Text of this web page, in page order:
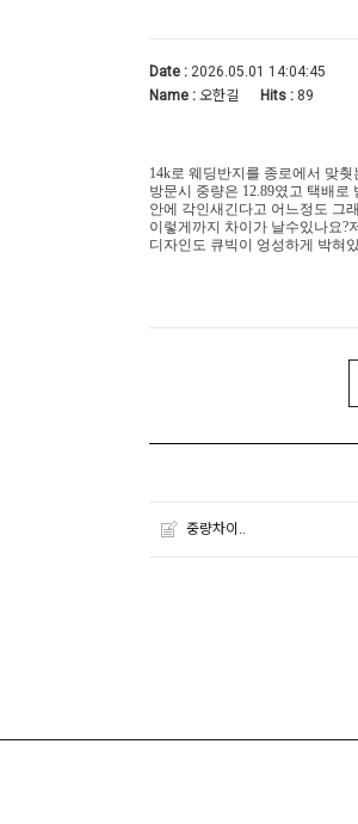
Date :2026.05.01 14:04:45
Name :오한길 Hits :89
14k로 웨딩반지를 종로에서 맞췃
방문시 중량은 12.89였고 택배로
안에 각인새긴다고 어느정도 그
이렇게까지 차이가 날수있나요?
디자인도 큐빅이 엉성하게 박혀
중량차이..